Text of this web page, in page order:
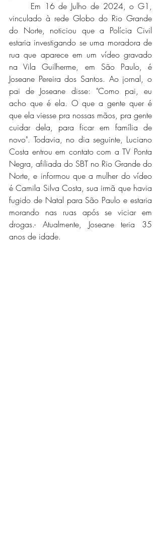
vinculado à rede Globo do Rio Grande
do Norte, noticiou que a Polícia Civil
estaria investigando se uma moradora de
rua que aparece em um vídeo gravado
na Vila Guilherme, em São Paulo, é
Joseane Pereira dos Santos. Ao jornal, o
pai de Joseane disse: "Como pai, eu
acho que é ela. O que a gente quer é
que ela viesse pra nossas mãos, pra gente
cuidar dela, para ficar em família de
novo". Todavia, no dia seguinte, Luciano
Costa entrou em contato com a TV Ponta
Negra, afiliada do SBT no Rio Grande do
Norte, e informou que a mulher do vídeo
é Camila Silva Costa, sua irmã que havia
fugido de Natal para São Paulo e estaria
morando nas ruas após se viciar em
drogas.- Atualmente, Joseane teria 35
anos de idade.